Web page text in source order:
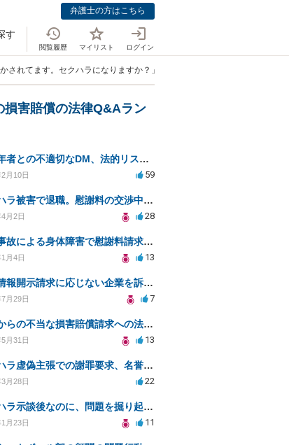
弁護士の方はこちら
す
閲覧履歴 マイリスト ログイン
されてます。セクハラになりますか？」
損害賠償の法律Q&Aラン
未成年者との不適切なDM、法的リスクと安全対策は？
月10日 59
パワハラ被害で退職。慰謝料の交渉中に勤務先側が弁護士を立ててきました
月2日 28
労災事故による身体障害で慰謝料請求はできるのでしょうか？
月4日 13
個人情報開示請求に応じない企業を訴えたい
月29日 7
会社からの不当な損害賠償請求への法的対処方法
月31日 13
パワハラ虚偽主張での謝罪要求、名誉毀損への対応策は？
月28日 22
セクハラ示談後なのに、問題を掘り起こされました。
月23日 11